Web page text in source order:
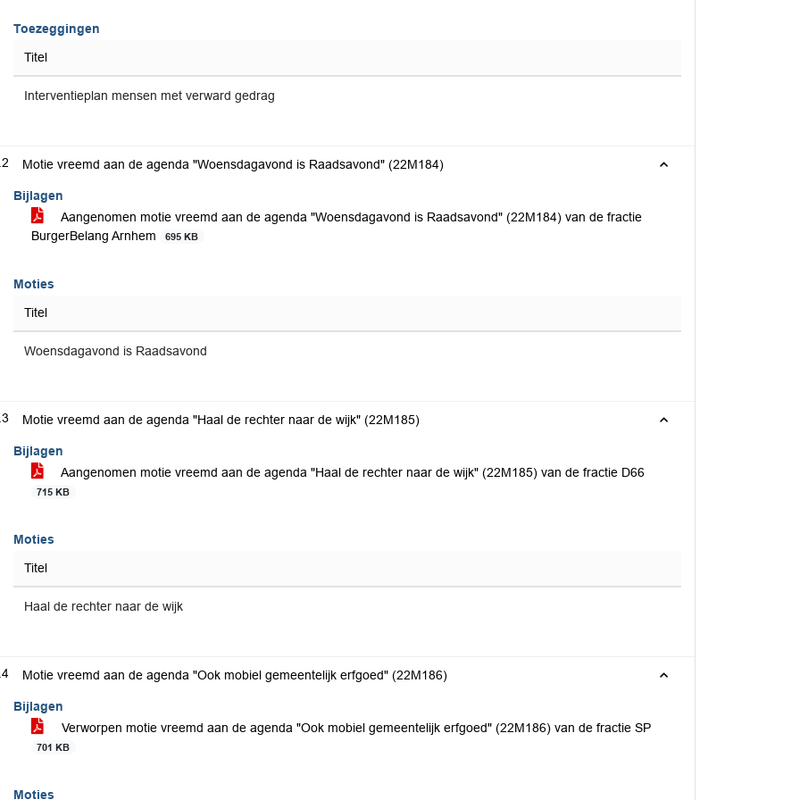
Toezeggingen
Titel
Interventieplan mensen met verward gedrag
Motie vreemd aan de agenda "Woensdagavond is Raadsavond" (22M184)
Bijlagen
Aangenomen motie vreemd aan de agenda "Woensdagavond is Raadsavond" (22M184) van de fractie
BurgerBelang Arnhem
695 KB
Moties
Titel
Woensdagavond is Raadsavond
Motie vreemd aan de agenda "Haal de rechter naar de wijk" (22M185)
Bijlagen
Aangenomen motie vreemd aan de agenda "Haal de rechter naar de wijk" (22M185) van de fractie D66
715 KB
Moties
Titel
Haal de rechter naar de wijk
Motie vreemd aan de agenda "Ook mobiel gemeentelijk erfgoed" (22M186)
Bijlagen
Verworpen motie vreemd aan de agenda "Ook mobiel gemeentelijk erfgoed" (22M186) van de fractie SP
701 KB
Moties